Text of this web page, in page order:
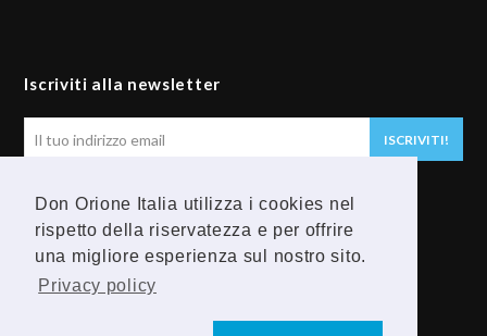
Don Orione Italia utilizza i cookies nel
rispetto della riservatezza e per offrire
una migliore esperienza sul nostro sito.
Privacy policy
Iscriviti alla newsletter
email
ISCRIVITI!
Seguici
F